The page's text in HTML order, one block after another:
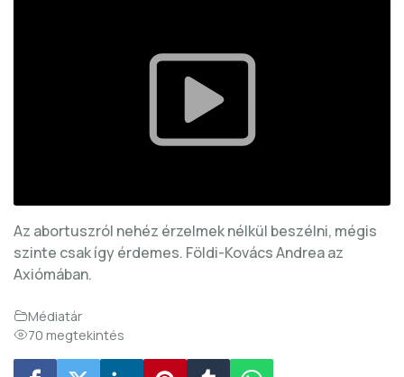
Az abortuszról nehéz érzelmek nélkül beszélni, mégis
szinte csak így érdemes. Földi-Kovács Andrea az
Axiómában.
Médiatár
70 megtekintés